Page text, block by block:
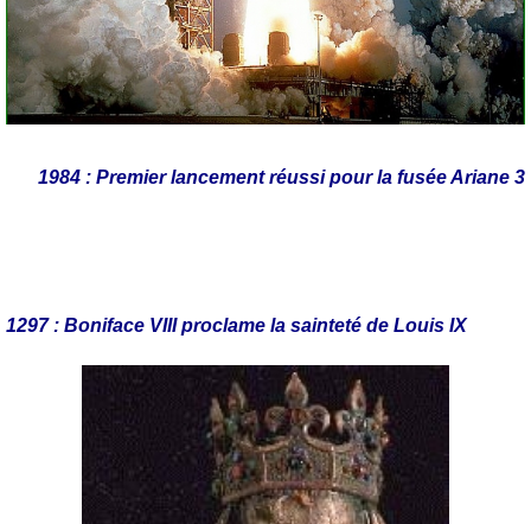
1984 : Premier lancement réussi pour la fusée Ariane 3
1297 : Boniface VIII proclame la sainteté de Louis IX